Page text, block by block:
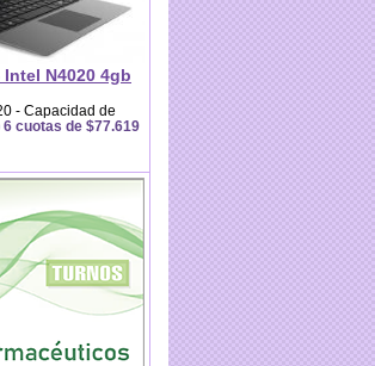
N4020 4gb
- Capacidad de
6 cuotas de $77.619